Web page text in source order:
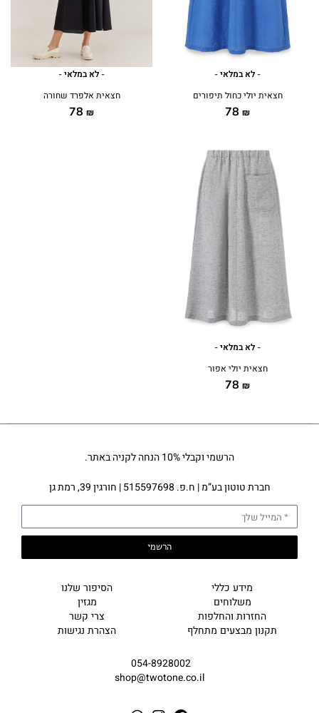
- לא במלאי -
חצאית יולי כחול תיפורים
78 ₪
- לא במלאי -
חצאית אלפרד שחורה
78 ₪
- לא במלאי -
חצאית יולי אפור
78 ₪
הרשמי וקבלי 10% הנחה לקניה באתר.
חברת טוטון בע”מ | ח.פ. 515597698 | חורגין 39, רמת גן
הרשמי
מידע כללי
משלוחים
החזרות והחלפות
תקנון מבצעים מתחלף
הסיפור שלנו
מגזין
צרי קשר
הצהרת נגישות
054-8928002
shop@twotone.co.il